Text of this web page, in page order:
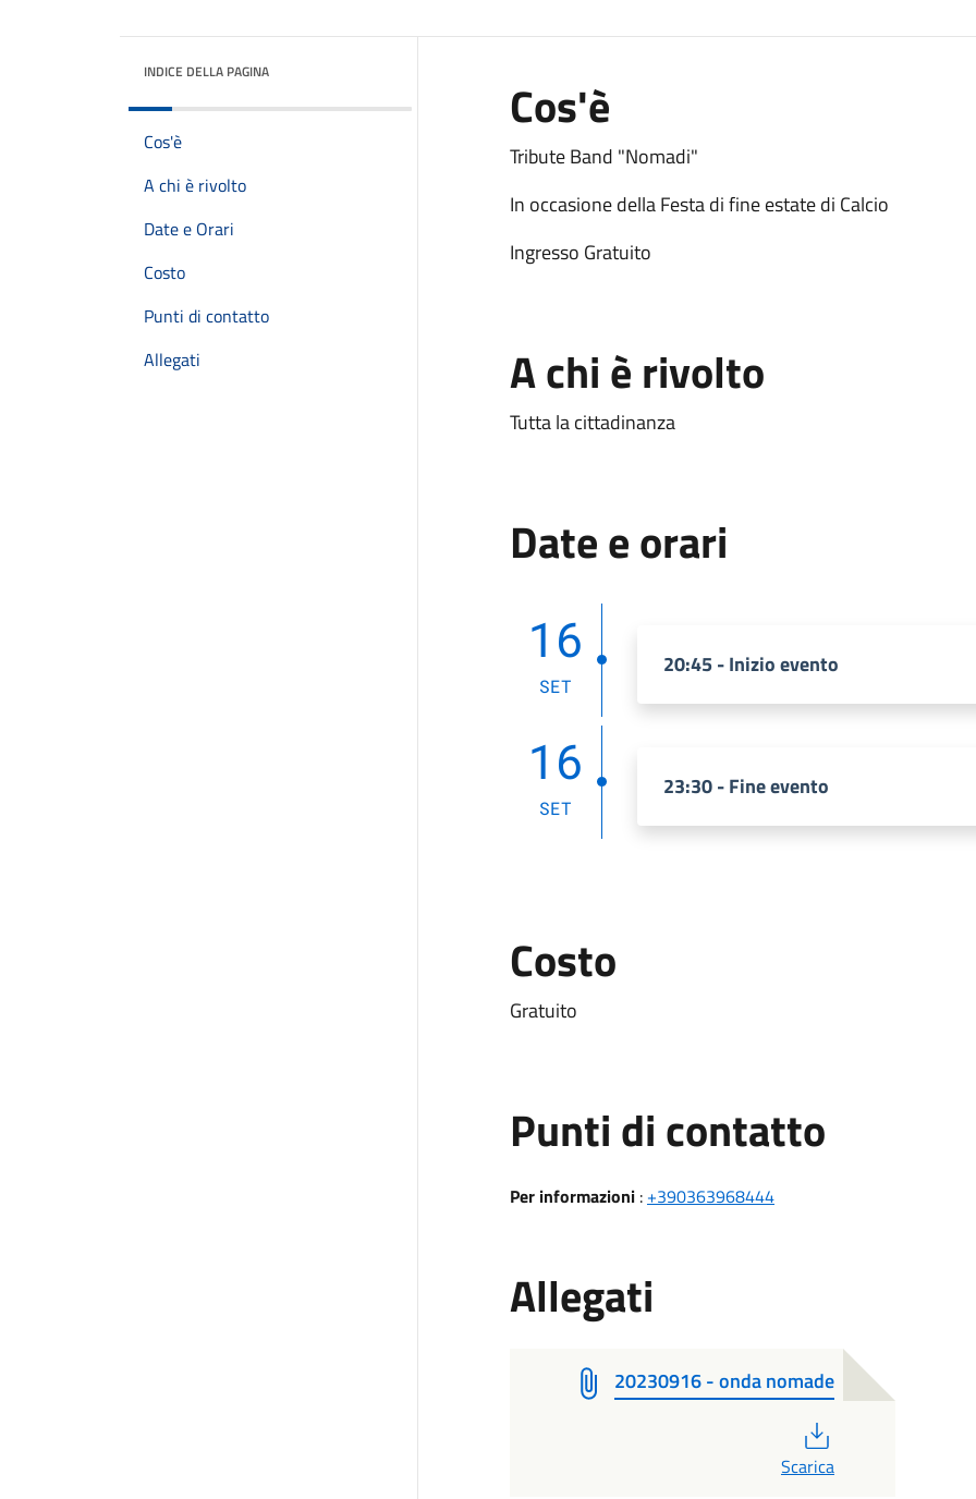
INDICE DELLA PAGINA
Cos'è
A chi è rivolto
Date e Orari
Costo
Punti di contatto
Allegati
Cos'è
Tribute Band "Nomadi"
In occasione della Festa di fine estate di Calcio
Ingresso Gratuito
A chi è rivolto
Tutta la cittadinanza
Date e orari
16
SET
20:45 - Inizio evento
16
SET
23:30 - Fine evento
Costo
Gratuito
Punti di contatto
Per informazioni: +390363968444
Allegati
20230916 - onda nomade
Scarica